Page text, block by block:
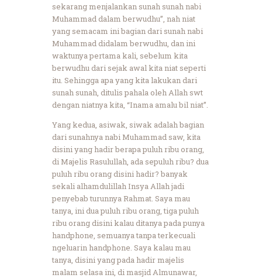
sekarang menjalankan sunah sunah nabi
Muhammad dalam berwudhu”, nah niat
yang semacam ini bagian dari sunah nabi
Muhammad didalam berwudhu, dan ini
waktunya pertama kali, sebelum kita
berwudhu dari sejak awal kita niat seperti
itu. Sehingga apa yang kita lakukan dari
sunah sunah, ditulis pahala oleh Allah swt
dengan niatnya kita, “Inama amalu bil niat”.
Yang kedua, asiwak, siwak adalah bagian
dari sunahnya nabi Muhammad saw, kita
disini yang hadir berapa puluh ribu orang,
di Majelis Rasulullah, ada sepuluh ribu? dua
puluh ribu orang disini hadir? banyak
sekali alhamdulillah Insya Allah jadi
penyebab turunnya Rahmat. Saya mau
tanya, ini dua puluh ribu orang, tiga puluh
ribu orang disini kalau ditanya pada punya
handphone, semuanya tanpa terkecuali
ngeluarin handphone. Saya kalau mau
tanya, disini yang pada hadir majelis
malam selasa ini, di masjid Almunawar,